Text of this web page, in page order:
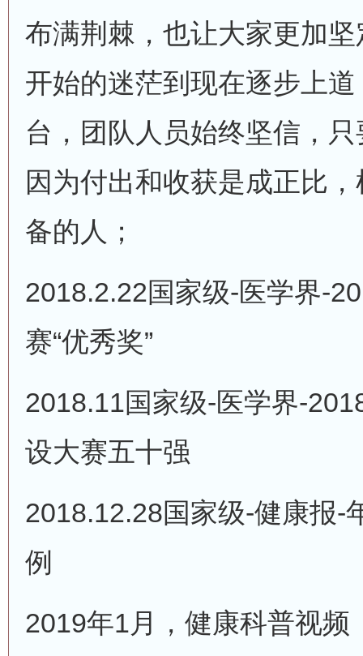
布满荆棘，也让大家更加
开始的迷茫到现在逐步上
台，团队人员始终坚信，
因为付出和收获是成正比
备的人；
2018.2.22国家级-医学界-
赛“优秀奖”
2018.11国家级-医学界-
设大赛五十强
2018.12.28国家级-健康报-
例
2019年1月，健康科普视频